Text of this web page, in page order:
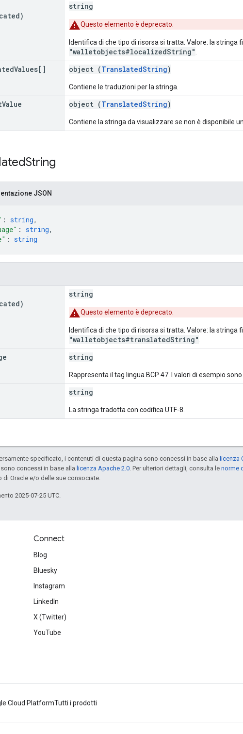
string
Questo elemento è deprecato.
Identifica di che tipo di risorsa si tratta. Valore: la stringa
"walletobjects#localizedString"
Values[] object (TranslatedString)
Contiene le traduzioni per la stringa.
Value object (TranslatedString)
Contiene la stringa da visualizzare se non è disponibile
String
JSON
: string,
: string,
: string
string
Questo elemento è deprecato.
Identifica di che tipo di risorsa si tratta. Valore: la stringa
"walletobjects#translatedString"
string
Rappresenta il tag lingua BCP 47. I valori di esempio
string
La stringa tradotta con codifica UTF-8.
specificato, i contenuti di questa pagina sono concessi in base alla licenza
concessi in base alla licenza Apache 2.0 . Per ulteriori dettagli, consulta le norme
di Oracle e/o delle sue consociate.
2025-07-25 UTC.
Connect
Blog
Bluesky
Instagram
LinkedIn
X (Twitter)
YouTube
Cloud PlatformTutti i prodotti